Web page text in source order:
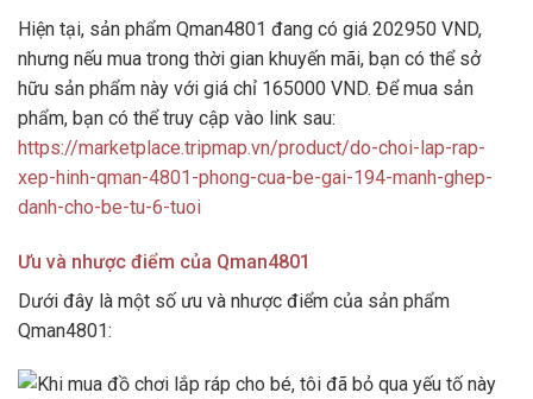
Hiện tại, sản phẩm Qman4801 đang có giá 202950 VND,
nhưng nếu mua trong thời gian khuyến mãi, bạn có thể sở
hữu sản phẩm này với giá chỉ 165000 VND. Để mua sản
phẩm, bạn có thể truy cập vào link sau:
https://marketplace.tripmap.vn/product/do-choi-lap-rap-
xep-hinh-qman-4801-phong-cua-be-gai-194-manh-ghep-
danh-cho-be-tu-6-tuoi
Ưu và nhược điểm của Qman4801
Dưới đây là một số ưu và nhược điểm của sản phẩm
Qman4801: